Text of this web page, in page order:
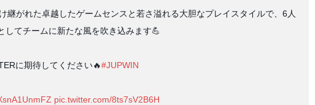
継がれた卓越したゲームセンスと若さ溢れる大胆なプレイスタイルで、6人
してチームに新たな風を吹き込みます💪
に期待してください🔥#JUPWIN
pic.twitter.com/8ts7sV2B6H